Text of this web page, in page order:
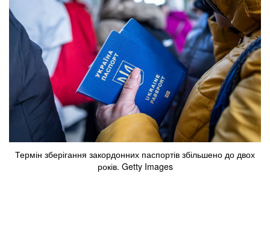
Термін зберігання закордонних паспортів збільшено до двох
років. Getty Images